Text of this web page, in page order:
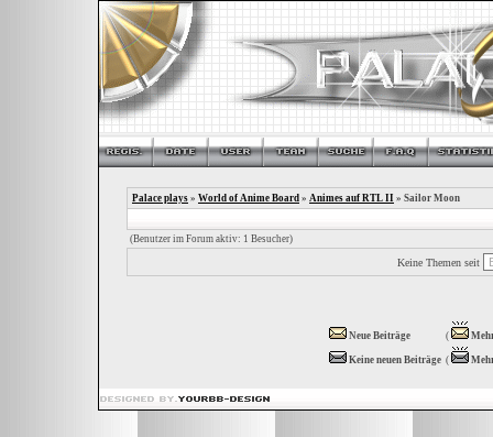
Palace plays » World of Anime Board » Animes auf RTL II » Sailor Moon
(Benutzer im Forum aktiv: 1 Besucher)
Keine Themen seit
Neue Beiträge (
Keine neuen Beiträge (